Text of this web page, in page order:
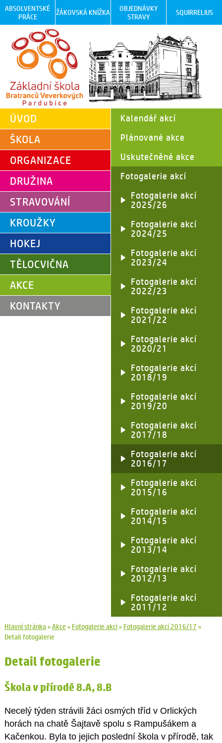
ABSOLVENTSKÉ
PRÁCE
ŽÁKOVSKÁ KNÍŽKA
OBJEDNÁVKY
STRAVY
SQUIRRELIUS
ÚVOD
ŠKOLA
ORGANIZACE
DRUŽINA
STRAVOVÁNÍ
KROUŽKY
HOKEJ
TĚLOCVIČNA
AKCE
KONTAKTY
Kalendář akcí
Plánované akce
Uskutečněné akce
Fotogalerie akcí
Fotogalerie akcí
2025/26
Fotogalerie akcí
2024/25
Fotogalerie akcí
2023/24
Fotogalerie akcí
2022/23
Fotogalerie akcí
2021/22
Fotogalerie akcí
2020/21
Fotogalerie akcí
2018/19
Fotogalerie akcí
2019/20
Fotogalerie akcí
2017/18
Fotogalerie akcí
2016/17
Fotogalerie akcí
2015/16
Fotogalerie akcí
2014/15
Fotogalerie akcí
2013/14
Fotogalerie akcí
2012/13
Fotogalerie akcí
2011/12
Hlavní stránka»Akce» Fotogalerie akcí» Fotogalerie akcí 2016/17 »
Detail fotogalerie
Detail fotogalerie
Škola v přírodě 8.A, 8.B
Necelý týden strávili žáci osmých tříd v Orlických
horách na chatě Šajtavě spolu s Rampušákem a
Kačenkou. Byla to jejich poslední škola v přírodě, tak